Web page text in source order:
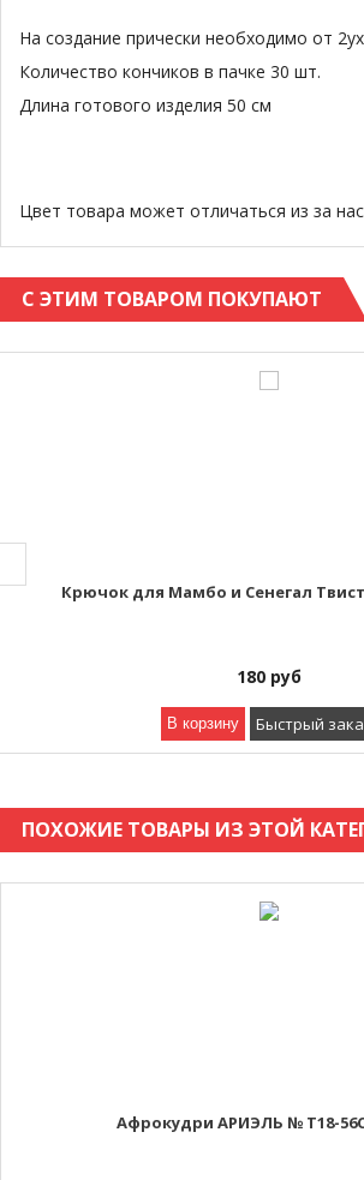
На создание прически необходимо от
Количество кончиков в пачке 30 шт.
Длина готового изделия 50 см
Цвет товара может отличаться из за
С ЭТИМ ТОВАРОМ ПОКУПАЮТ
Крючок для Мамбо и Сенегал
180 руб
В корзину Быстрый
ПОХОЖИЕ ТОВАРЫ ИЗ ЭТОЙ
Афрокудри АРИЭЛЬ № Т18-